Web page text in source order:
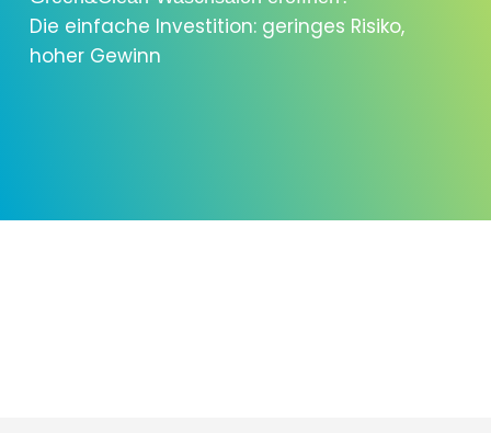
Die einfache Investition: geringes Risiko,
hoher Gewinn